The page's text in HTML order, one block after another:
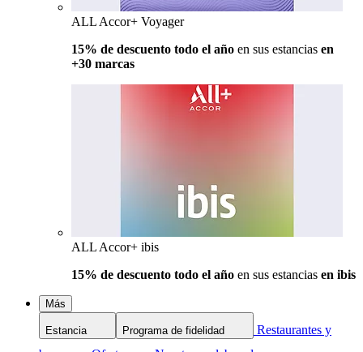
ALL Accor+ Voyager
15% de descuento todo el año en sus estancias en
+30 marcas
ALL Accor+ ibis
15% de descuento todo el año en sus estancias en ibis
Más
Estancia Programa de fidelidad
Restaurantes y